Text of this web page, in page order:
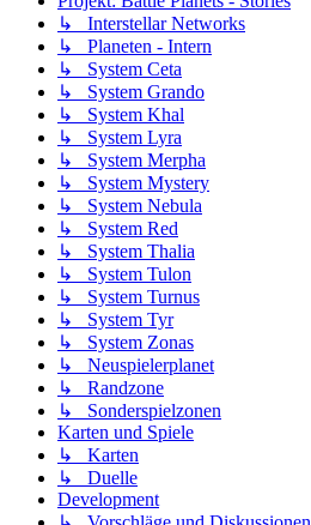
↳ Interstellar Networks
↳ Planeten - Intern
↳ System Ceta
↳ System Grando
↳ System Khal
↳ System Lyra
↳ System Merpha
↳ System Mystery
↳ System Nebula
↳ System Red
↳ System Thalia
↳ System Tulon
↳ System Turnus
↳ System Tyr
↳ System Zonas
↳ Neuspielerplanet
↳ Randzone
↳ Sonderspielzonen
Karten und Spiele
↳ Karten
↳ Duelle
Development